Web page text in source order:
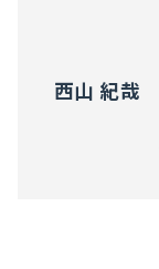
西山 紀哉